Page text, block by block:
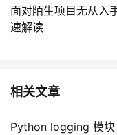
面对陌生项目无从入
速解读
相关文章
Python logging 模块